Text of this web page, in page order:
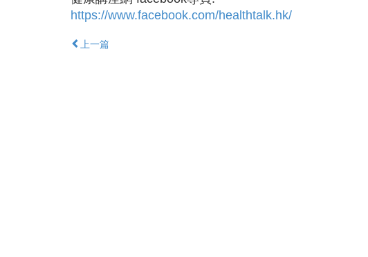
https://www.facebook.com/healthtalk.hk/
上一篇